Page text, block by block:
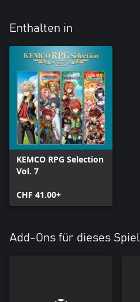
Enthalten in
KEMCO RPG Selection
Vol. 7
CHF 41.00+
Add-Ons für dieses Spiel